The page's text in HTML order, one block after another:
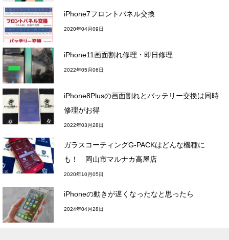
iPhone7フロントパネル交換
2020年04月09日
iPhone11画面割れ修理・即日修理
2022年05月06日
iPhone8Plusの画面割れとバッテリー交換は同時
修理がお得
2022年03月28日
ガラスコーティングG-PACKはどんな機種に
も！ 岡山市マルナカ高屋店
2020年10月05日
iPhoneの動きが遅くなったなと思ったら
2024年04月28日